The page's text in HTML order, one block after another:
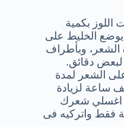
بكمية
يوضع الخليط على
الشعر، وبأطراف
لبعض دقائق.
الشعر لمدة
ساعة لزيادة
اغسلي شعرك
فقط واتركيه فى